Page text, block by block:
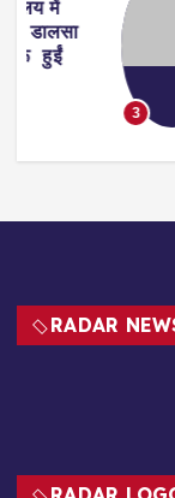
RADAR
RADAR